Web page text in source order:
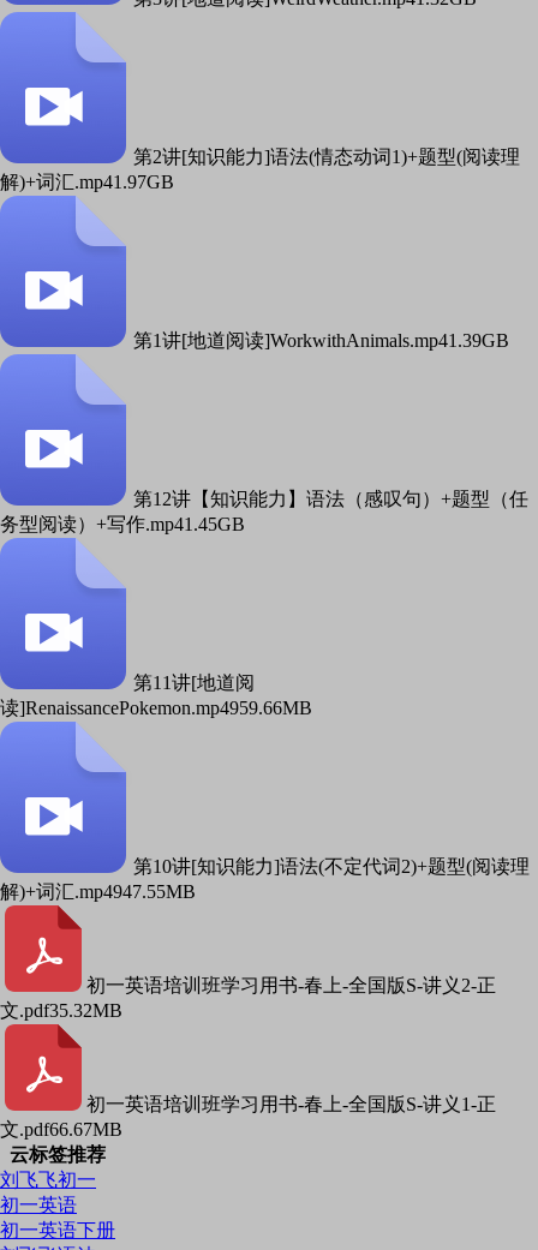
第2讲[知识能力]语法(情态动词1)+题型(阅读理
解)+词汇.mp41.97GB
第1讲[地道阅读]WorkwithAnimals.mp41.39GB
第12讲【知识能力】语法（感叹句）+题型（任
务型阅读）+写作.mp41.45GB
第11讲[地道阅
读]RenaissancePokemon.mp4959.66MB
第10讲[知识能力]语法(不定代词2)+题型(阅读理
解)+词汇.mp4947.55MB
初一英语培训班学习用书-春上-全国版S-讲义2-正
文.pdf35.32MB
初一英语培训班学习用书-春上-全国版S-讲义1-正
文.pdf66.67MB
云标签推荐
刘飞飞初一
初一英语
初一英语下册